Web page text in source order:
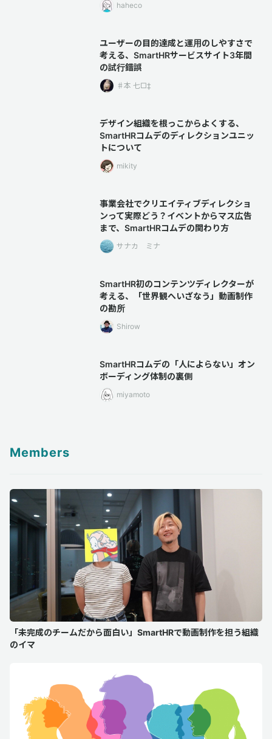
haheco
ユーザーの目的達成と運用のしやすさで
考える、SmartHRサービスサイト3年間
の試行錯誤
♯本 七□‡
デザイン組織を根っこからよくする、
SmartHRコムデのディレクションユニッ
トについて
mikity
事業会社でクリエイティブディレクショ
ンって実際どう？イベントからマス広告
まで、SmartHRコムデの関わり方
サナカ ミナ
SmartHR初のコンテンツディレクターが
考える、「世界観へいざなう」動画制作
の勘所
Shirow
SmartHRコムデの「人によらない」オン
ボーディング体制の裏側
miyamoto
Members
「未完成のチームだから面白い」SmartHRで動画制作を担う組織
のイマ